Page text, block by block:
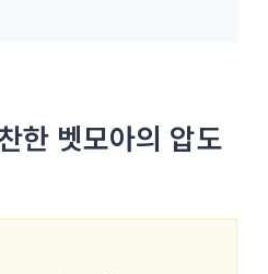
한 벳모아의 압도